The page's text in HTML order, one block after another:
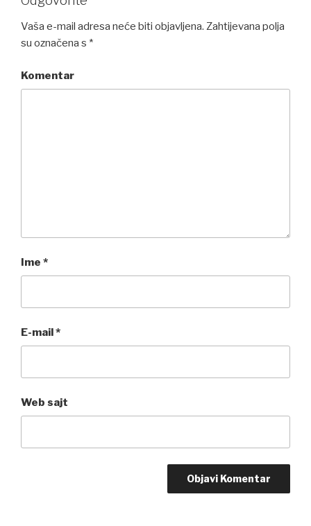
Vaša e-mail adresa neće biti objavljena. Zahtijevana polja
su označena s *
Komentar
Ime *
E-mail*
Web sajt